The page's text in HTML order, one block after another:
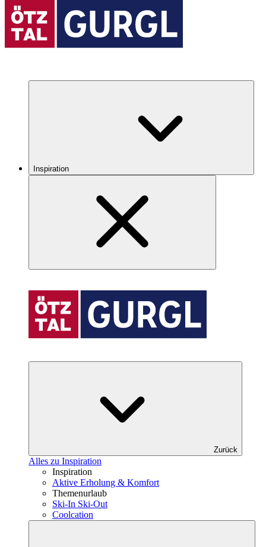
Inspiration
Zurück
Alles zu Inspiration
Inspiration
Aktive Erholung & Komfort
Themenurlaub
Ski-In Ski-Out
Coolcation